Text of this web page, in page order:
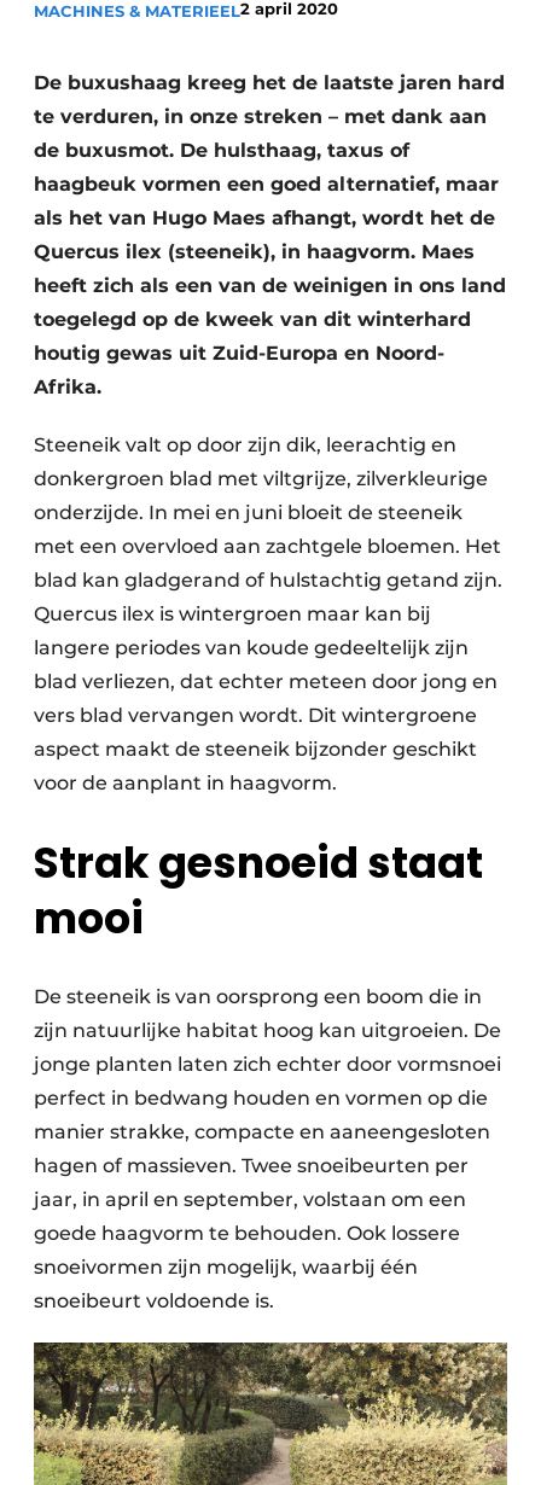
Vacatures
Video’s
MACHINES & MATERIEEL2 april 2020
De buxushaag kreeg het de laatste jaren hard
te verduren, in onze streken – met dank aan
de buxusmot. De hulsthaag, taxus of
haagbeuk vormen een goed alternatief, maar
als het van Hugo Maes afhangt, wordt het de
Quercus ilex (steeneik), in haagvorm. Maes
heeft zich als een van de weinigen in ons land
toegelegd op de kweek van dit winterhard
houtig gewas uit Zuid-Europa en Noord-
Afrika.
Steeneik valt op door zijn dik, leerachtig en
donkergroen blad met viltgrijze, zilverkleurige
onderzijde. In mei en juni bloeit de steeneik
met een overvloed aan zachtgele bloemen. Het
blad kan gladgerand of hulstachtig getand zijn.
Quercus ilex is wintergroen maar kan bij
langere periodes van koude gedeeltelijk zijn
blad verliezen, dat echter meteen door jong en
vers blad vervangen wordt. Dit wintergroene
aspect maakt de steeneik bijzonder geschikt
voor de aanplant in haagvorm.
Strak gesnoeid staat
mooi
De steeneik is van oorsprong een boom die in
zijn natuurlijke habitat hoog kan uitgroeien. De
jonge planten laten zich echter door vormsnoei
perfect in bedwang houden en vormen op die
manier strakke, compacte en aaneengesloten
hagen of massieven. Twee snoeibeurten per
jaar, in april en september, volstaan om een
goede haagvorm te behouden. Ook lossere
snoeivormen zijn mogelijk, waarbij één
snoeibeurt voldoende is.